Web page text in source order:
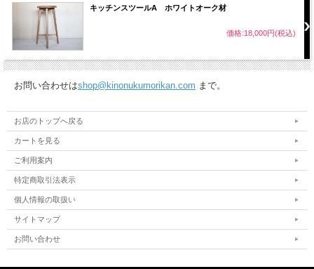
キッチンスツールA ホワイトオーク材
価格:18,000円(税込)
お問い合わせはshop@kinonukumorikan.com まで。
お店のトップへ戻る
カートを見る
ご利用案内
特定商取引法表示
個人情報の取扱い
サイトマップ
お問い合わせ